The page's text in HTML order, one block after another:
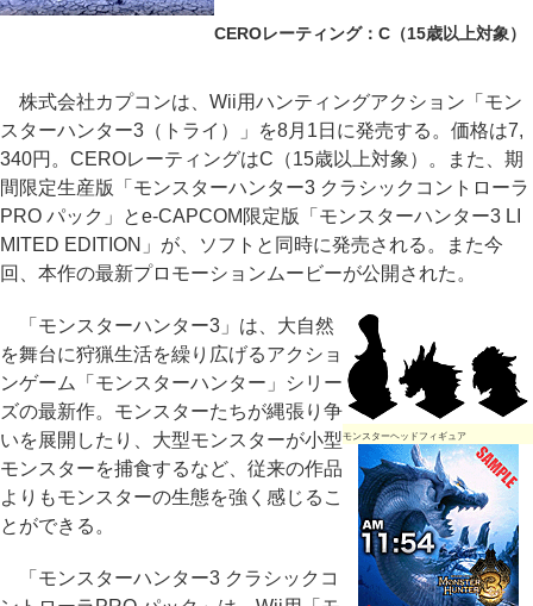
CEROレーティング：C（15歳以上対象）
株式会社カプコンは、Wii用ハンティングアクション「モン
スターハンター3（トライ）」を8月1日に発売する。価格は7,
340円。CEROレーティングはC（15歳以上対象）。また、期
間限定生産版「モンスターハンター3 クラシックコントローラ
PRO パック」とe-CAPCOM限定版「モンスターハンター3 LI
MITED EDITION」が、ソフトと同時に発売される。また今
回、本作の最新プロモーションムービーが公開された。
モンスターヘッドフィギュア
「モンスターハンター3」は、大自然
を舞台に狩猟生活を繰り広げるアクショ
ンゲーム「モンスターハンター」シリー
ズの最新作。モンスターたちが縄張り争
いを展開したり、大型モンスターが小型
モンスターを捕食するなど、従来の作品
よりもモンスターの生態を強く感じるこ
とができる。
「モンスターハンター3 クラシックコ